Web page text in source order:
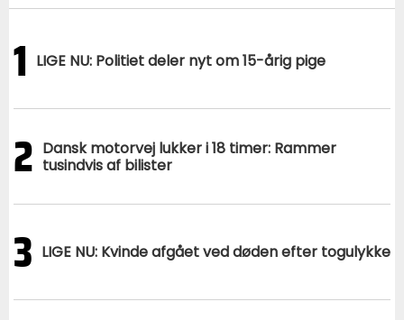
1 LIGE NU: Politiet deler nyt om 15-årig pige
2 Dansk motorvej lukker i 18 timer: Rammer
tusindvis af bilister
3 LIGE NU: Kvinde afgået ved døden efter togulykke